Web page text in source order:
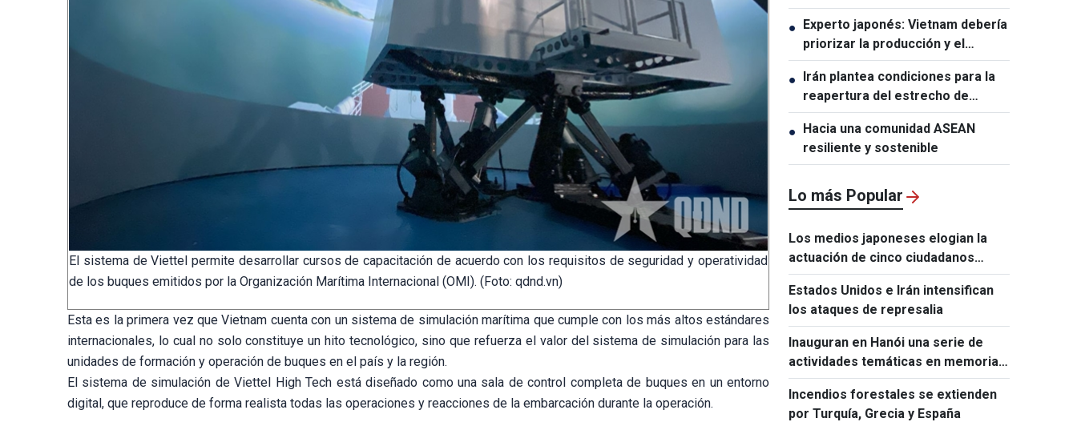
El sistema de Viettel permite desarrollar cursos de capacitación de acuerdo con los requisitos de seguridad y operatividad
de los buques emitidos por la Organización Marítima Internacional (OMI). (Foto: qdnd.vn)
Esta es la primera vez que Vietnam cuenta con un sistema de simulación marítima que cumple con los más altos estándares
internacionales, lo cual no solo constituye un hito tecnológico, sino que refuerza el valor del sistema de simulación para las
unidades de formación y operación de buques en el país y la región.
El sistema de simulación de Viettel High Tech está diseñado como una sala de control completa de buques en un entorno
digital, que reproduce de forma realista todas las operaciones y reacciones de la embarcación durante la operación.
● Experto japonés: Vietnam debería
priorizar la producción y el
ensamblaje de chips
semiconductores
● Irán plantea condiciones para la
reapertura del estrecho de
Ormuz
● Hacia una comunidad ASEAN
resiliente y sostenible
Lo más Popular
Los medios japoneses elogian la
actuación de cinco ciudadanos
vietnamitas tras el terremoto de
Kumamoto
Estados Unidos e Irán intensifican
los ataques de represalia
Inauguran en Hanói una serie de
actividades temáticas en memoria
de Ho Chi Minh y Fidel Castro
Incendios forestales se extienden
por Turquía, Grecia y España